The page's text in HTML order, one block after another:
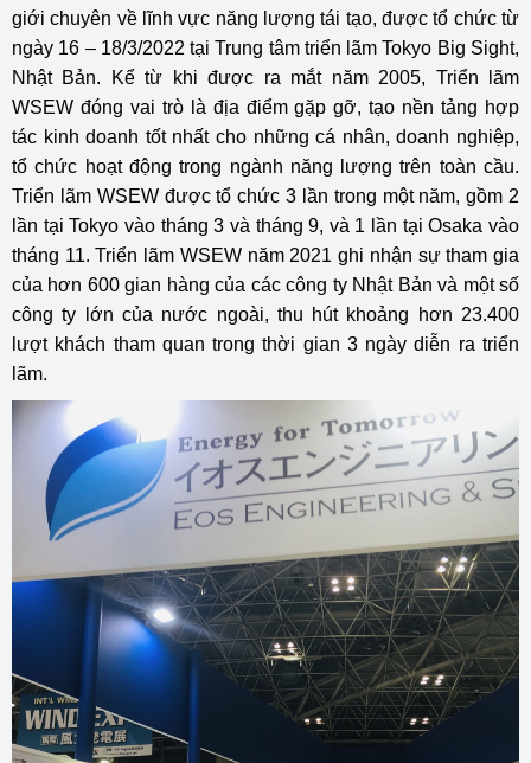
giới chuyên về lĩnh vực năng lượng tái tạo, được tổ chức từ
ngày 16 – 18/3/2022 tại Trung tâm triển lãm Tokyo Big Sight,
Nhật Bản. Kể từ khi được ra mắt năm 2005, Triển lãm
WSEW đóng vai trò là địa điểm gặp gỡ, tạo nền tảng hợp
tác kinh doanh tốt nhất cho những cá nhân, doanh nghiệp,
tổ chức hoạt động trong ngành năng lượng trên toàn cầu.
Triển lãm WSEW được tổ chức 3 lần trong một năm, gồm 2
lần tại Tokyo vào tháng 3 và tháng 9, và 1 lần tại Osaka vào
tháng 11. Triển lãm WSEW năm 2021 ghi nhận sự tham gia
của hơn 600 gian hàng của các công ty Nhật Bản và một số
công ty lớn của nước ngoài, thu hút khoảng hơn 23.400
lượt khách tham quan trong thời gian 3 ngày diễn ra triển
lãm.